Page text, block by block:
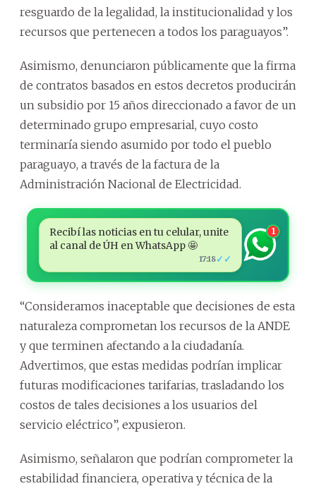
resguardo de la legalidad, la institucionalidad y los
recursos que pertenecen a todos los paraguayos”.
Asimismo, denunciaron públicamente que la firma
de contratos basados en estos decretos producirán
un subsidio por 15 años direccionado a favor de un
determinado grupo empresarial, cuyo costo
terminaría siendo asumido por todo el pueblo
paraguayo, a través de la factura de la
Administración Nacional de Electricidad.
Recibí las noticias en tu celular, unite
al canal de ÚH en WhatsApp 🤩
17:18✓✓
1
“Consideramos inaceptable que decisiones de esta
naturaleza comprometan los recursos de la ANDE
y que terminen afectando a la ciudadanía.
Advertimos, que estas medidas podrían implicar
futuras modificaciones tarifarias, trasladando los
costos de tales decisiones a los usuarios del
servicio eléctrico”, expusieron.
Asimismo, señalaron que podrían comprometer la
estabilidad financiera, operativa y técnica de la